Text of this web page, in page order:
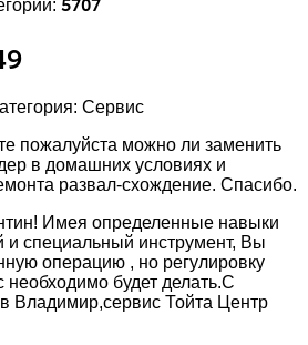
Сервис
пожалуйста можно ли заменить
в домашних условиях и
развал-схождение. Спасибо.
Имея определенные навыки
и специальный инструмент, Вы
операцию , но регулировку
необходимо будет делать.С
Владимир,сервис Тойта Центр